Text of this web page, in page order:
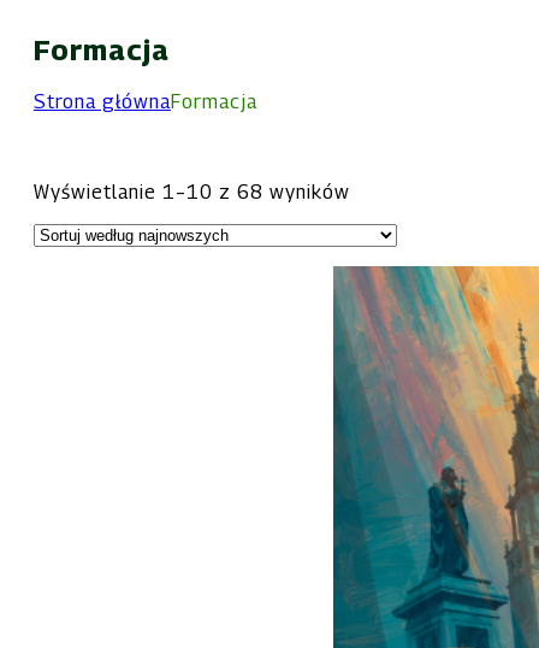
Formacja
Strona głównaFormacja
Wyświetlanie 1–10 z 68 wyników
najnowszych